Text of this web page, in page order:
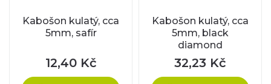
Kabošon kulatý, cca
5mm, safír
12,40 Kč
Kabošon kulatý, cca
5mm, black
diamond
32,23 Kč